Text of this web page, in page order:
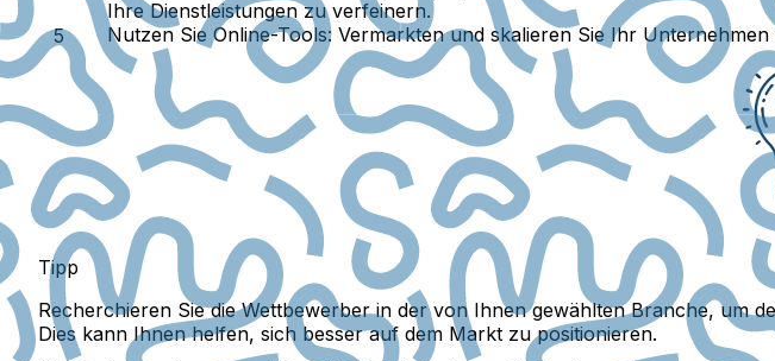
Ihre Dienstleistungen zu verfeinern.
Nutzen Sie Online-Tools: Vermarkten und skalieren Sie Ihr
Tipp
Recherchieren Sie die Wettbewerber in der von Ihnen gewählten Branche, um
Dies kann Ihnen helfen, sich besser auf dem Markt zu positionieren.